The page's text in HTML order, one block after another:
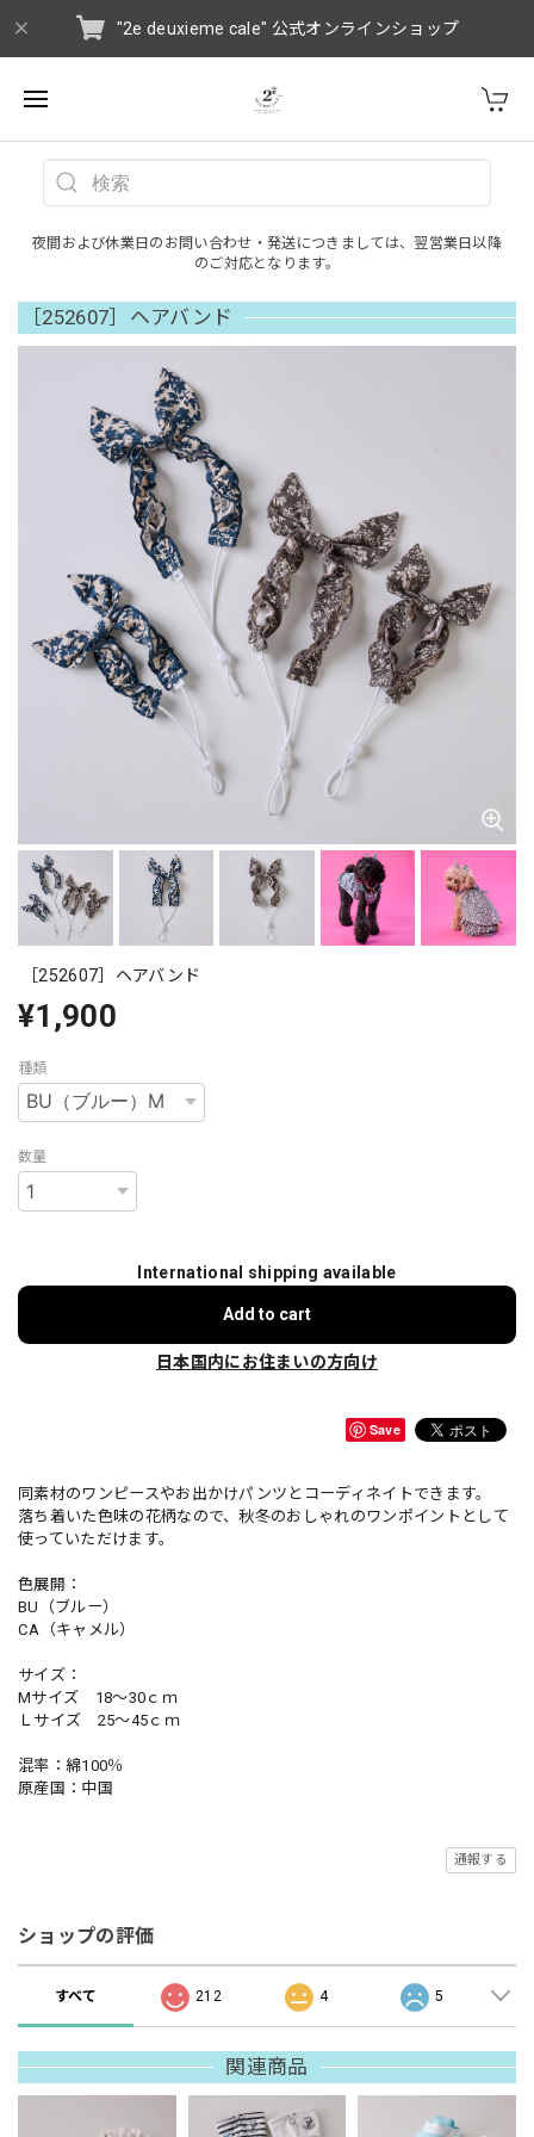
"2e deuxieme cale" 公式オンラインショップ
夜間および休業日のお問い合わせ・発送につきましては、翌営業日以降
のご対応となります。
［252607］ヘアバンド
［252607］ヘアバンド
¥1,900
種類
数量
International shipping available
Add to cart
日本国内にお住まいの方向け
Save
同素材のワンピースやお出かけパンツとコーディネイトできます。
落ち着いた色味の花柄なので、秋冬のおしゃれのワンポイントとして
使っていただけます。
色展開：
BU（ブルー）
CA（キャメル）
サイズ：
Mサイズ 18～30ｃｍ
Ｌサイズ 25～45ｃｍ
混率：綿100％
原産国：中国
通報する
ショップの評価
すべて 212 4 5
関連商品